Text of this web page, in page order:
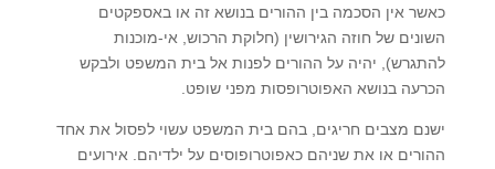
כאשר אין הסכמה בין ההורים בנושא זה או באספקטים
השונים של חוזה הגירושין (חלוקת הרכוש, אי-מוכנות
להתגרש), יהיה על ההורים לפנות אל בית המשפט ולבקש
הכרעה בנושא האפוטרופסות מפני שופט.
ישנם מצבים חריגים, בהם בית המשפט עשוי לפסול את אחד
ההורים או את שניהם כאפוטרופוסים על ילדיהם. אירועים